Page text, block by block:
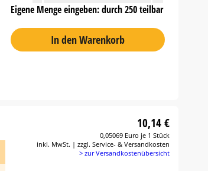
Eigene Menge eingeben: durch 250 teilbar
In den Warenkorb
10,14 €
0,05069 Euro je 1 Stück
inkl. MwSt. | zzgl. Service- & Versandkosten
> zur Versandkostenübersicht